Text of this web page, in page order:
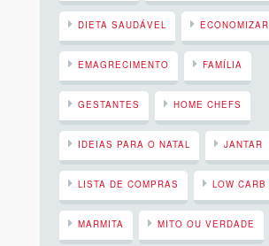
DIETA SAUDÁVEL ECONOMIZAR
EMAGRECIMENTO FAMÍLIA
GESTANTES HOME CHEFS
IDEIAS PARA O NATAL JANTAR
LISTA DE COMPRAS LOW CARB
MARMITA MITO OU VERDADE